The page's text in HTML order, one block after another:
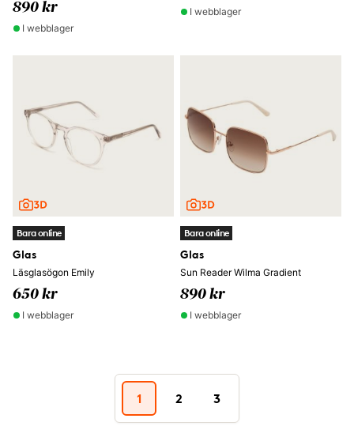
890 kr
I webblager
I webblager
Bara online
Glas
Läsglasögon Emily
650 kr
I webblager
Bara online
Glas
Sun Reader Wilma Gradient
890 kr
I webblager
1 2 3